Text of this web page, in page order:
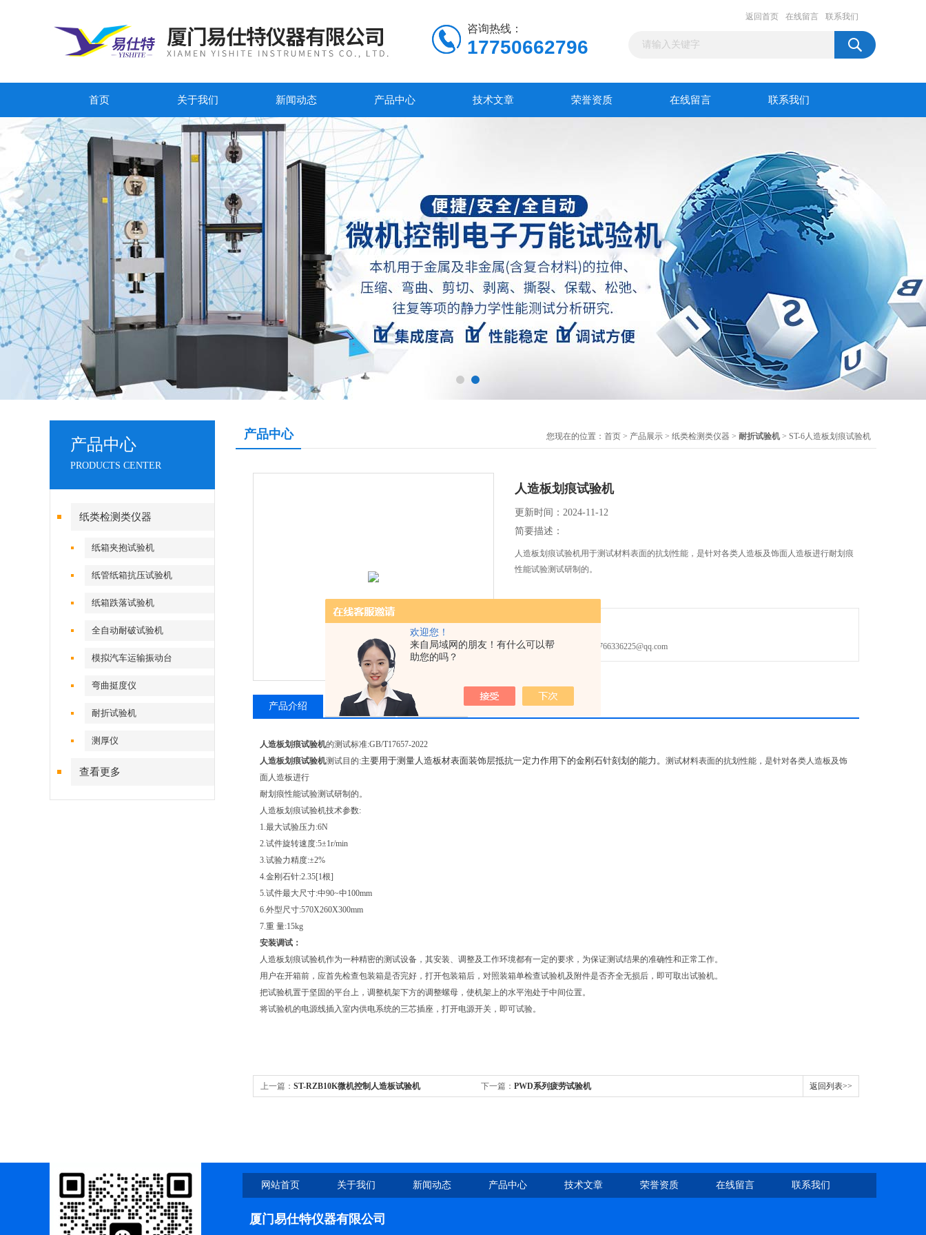
欢迎您！
来自局域网的朋友！有什么可以帮
助您的吗？
咨询热线：
17750662796
返回首页 在线留言 联系我们
首页 关于我们 新闻动态 产品中心 技术文章 荣誉资质 在线留言 联系我们
产品中心
PRODUCTS CENTER
纸类检测类仪器
纸箱夹抱试验机
纸管纸箱抗压试验机
纸箱跌落试验机
全自动耐破试验机
模拟汽车运输振动台
弯曲挺度仪
耐折试验机
测厚仪
查看更多
产品中心 您现在的位置： 首页 > 产品展示 > 纸类检测类仪器 > 耐折试验机 > ST-6人造板划痕试验机
人造板划痕试验机
更新时间：2024-11-12
简要描述：
人造板划痕试验机用于测试材料表面的抗划性能，是针对各类人造板及饰面人造板进行耐划痕
性能试验测试研制的。
发邮件给我们：766336225@qq.com
产品介绍 相关产品 留言询价
人造板划痕试验机的测试标准:GB/T17657-2022
人造板划痕试验机测试目的:主要用于测量人造板材表面装饰层抵抗一定力作用下的金刚石针刻划的能力。 测试材料表面的抗划性能，是针对各类人造板及饰
面人造板进行
耐划痕性能试验测试研制的。
人造板划痕试验机技术参数:
1.最大试验压力:6N
2.试件旋转速度:5±1r/min
3.试验力精度:±2%
4.金刚石针:2.35[1根]
5.试件最大尺寸:中90~中100mm
6.外型尺寸:570X260X300mm
7.重 量:15kg
安装调试：
人造板划痕试验机作为一种精密的测试设备，其安装、调整及工作环境都有一定的要求，为保证测试结果的准确性和正常工作。
用户在开箱前，应首先检查包装箱是否完好，打开包装箱后，对照装箱单检查试验机及附件是否齐全无损后，即可取出试验机。
把试验机置于坚固的平台上，调整机架下方的调整螺母，使机架上的水平泡处于中间位置。
将试验机的电源线插入室内供电系统的三芯插座，打开电源开关，即可试验。
上一篇： ST-RZB10K微机控制人造板试验机 下一篇： PWD系列疲劳试验机 返回列表>>
网站首页 关于我们 新闻动态 产品中心 技术文章 荣誉资质 在线留言 联系我们
厦门易仕特仪器有限公司